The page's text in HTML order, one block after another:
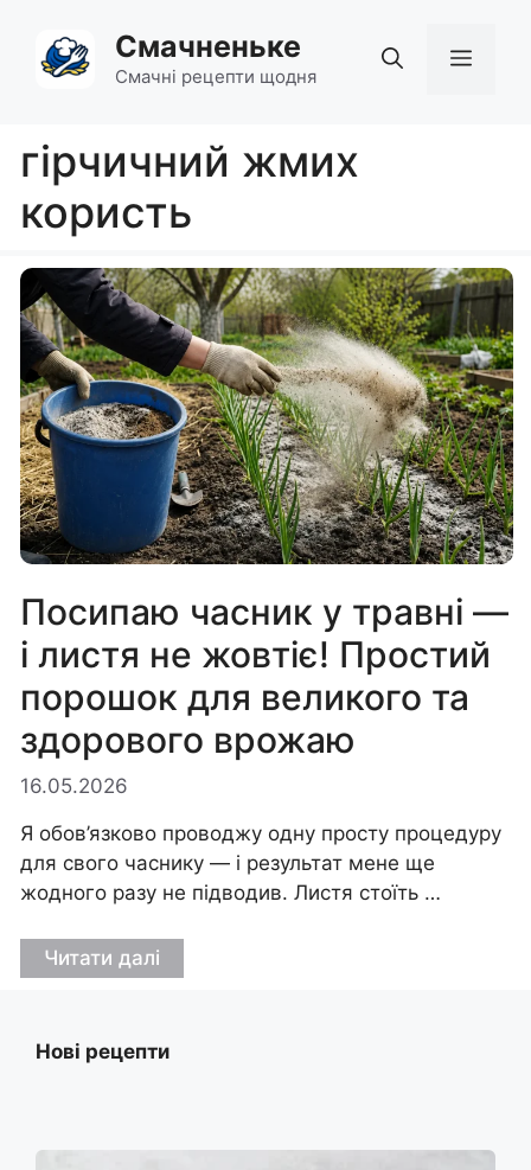
вмісту
Смачненьке
Смачні рецепти щодня
гірчичний жмих
користь
Посипаю часник у травні —
і листя не жовтіє! Простий
порошок для великого та
здорового врожаю
16.05.2026
Я обов’язково проводжу одну просту процедуру
для свого часнику — і результат мене ще
жодного разу не підводив. Листя стоїть …
Читати далі
Нові рецепти